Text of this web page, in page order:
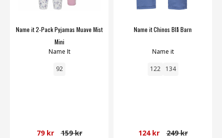
Name it 2-Pack Pyjamas Muave Mist
Mini
Name It
92
79 kr 159 kr
Name it Chinos Blå Barn
Name it
122 134
124 kr 249 kr